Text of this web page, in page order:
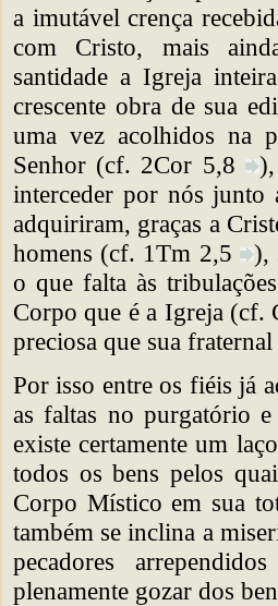
a imutável crença
com Cristo, mais
santidade a Igreja
crescente obra de sua
uma vez acolhidos na
Senhor (cf. 2Cor 5,8
interceder por nós junto
adquiriram, graças a
homens (cf. 1Tm 2,5
),
o que falta às
Corpo que é a Igreja (cf.
preciosa que sua
Por isso entre os fiéis já
as faltas no purgatório
existe certamente um
todos os bens pelos
Corpo Místico em sua
também se inclina a
pecadores
plenamente gozar dos